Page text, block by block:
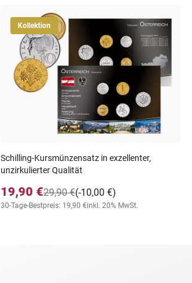
Kollektion
Schilling-Kursmünzensatz in exzellenter,
unzirkulierter Qualität
19,90 € (-10,00 €)
29,90 €
30-Tage-Bestpreis: 19,90 €inkl. 20% MwSt.